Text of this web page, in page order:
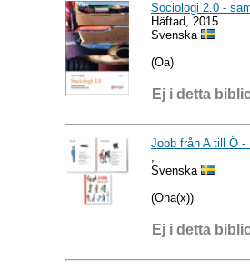
Sociologi 2.0 -
Häftad, 2015
Svenska
(Oa)
Ej i detta
Jobb från A till Ö -
Svenska
(Oha(x))
Ej i detta